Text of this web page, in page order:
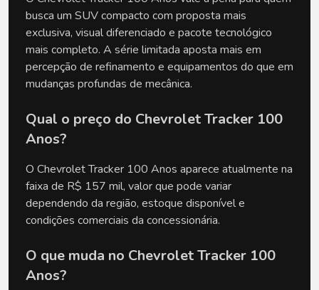
busca um SUV compacto com proposta mais
exclusiva, visual diferenciado e pacote tecnológico
mais completo. A série limitada aposta mais em
percepção de refinamento e equipamentos do que em
mudanças profundas de mecânica.
Qual o preço do Chevrolet Tracker 100
Anos?
O Chevrolet Tracker 100 Anos aparece atualmente na
faixa de R$ 157 mil, valor que pode variar
dependendo da região, estoque disponível e
condições comerciais da concessionária.
O que muda no Chevrolet Tracker 100
Anos?